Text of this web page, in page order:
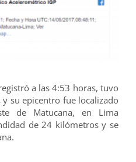
a las 4:53 horas, tuvo
su epicentro fue localizado
de Matucana, en Lima
de 24 kilómetros y se